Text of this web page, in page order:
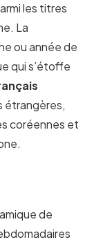
les titres
La
ou année de
qui s’étoffe
étrangères,
coréennes et
de